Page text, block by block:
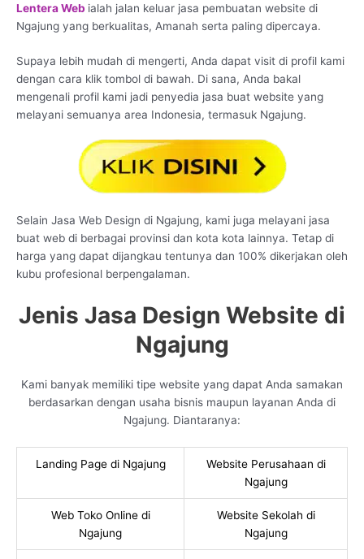
Lentera Web ialah jalan keluar jasa pembuatan website di
Ngajung yang berkualitas, Amanah serta paling dipercaya.
Supaya lebih mudah di mengerti, Anda dapat visit di profil kami
dengan cara klik tombol di bawah. Di sana, Anda bakal
mengenali profil kami jadi penyedia jasa buat website yang
melayani semuanya area Indonesia, termasuk Ngajung.
Selain Jasa Web Design di Ngajung, kami juga melayani jasa
buat web di berbagai provinsi dan kota kota lainnya. Tetap di
harga yang dapat dijangkau tentunya dan 100% dikerjakan oleh
kubu profesional berpengalaman.
Jenis Jasa Design Website di
Ngajung
Kami banyak memiliki tipe website yang dapat Anda samakan
berdasarkan dengan usaha bisnis maupun layanan Anda di
Ngajung. Diantaranya:
Landing Page di Ngajung
Website Perusahaan di
Ngajung
Web Toko Online di
Ngajung
Website Sekolah di
Ngajung